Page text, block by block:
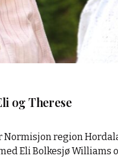
og Therese
Normisjon region
Eli Bolkesjø Williams